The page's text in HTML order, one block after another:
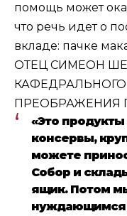
помощь может
что речь идет о
вкладе: пачке
ОТЕЦ СИМЕОН
КАФЕДРАЛЬНОГО
ПРЕОБРАЖЕНИЯ
«Это
консервы,
можете
Собор и
ящик. Потом
нуждающимся